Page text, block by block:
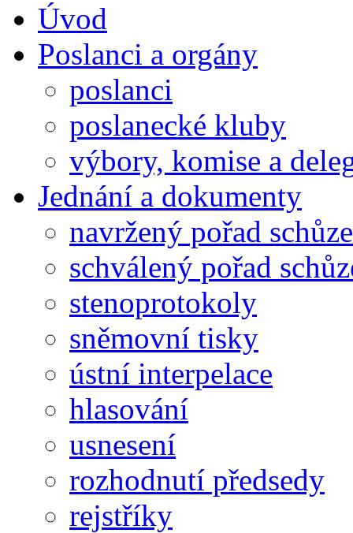
Úvod
Poslanci a orgány
poslanci
poslanecké kluby
výbory, komise a
Jednání a dokumenty
navržený pořad schůze
schválený pořad
stenoprotokoly
sněmovní tisky
ústní interpelace
hlasování
usnesení
rozhodnutí předsedy
rejstříky